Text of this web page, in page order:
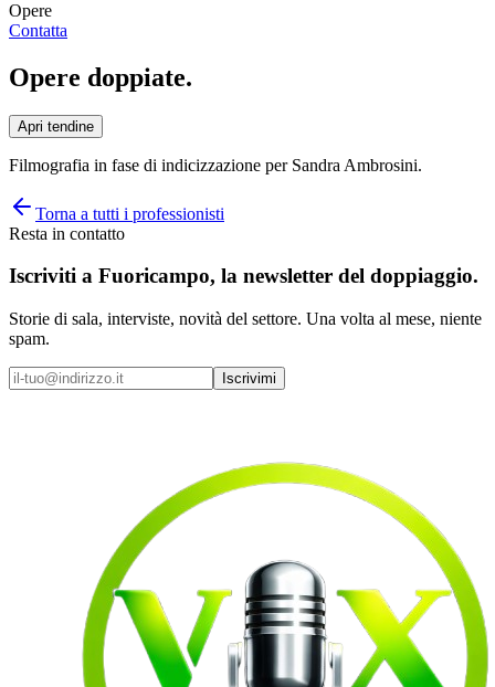
Opere
Contatta
Opere doppiate.
Apri tendine
Filmografia in fase di indicizzazione per Sandra Ambrosini.
Torna a tutti i professionisti
Resta in contatto
Iscriviti a Fuoricampo, la newsletter del doppiaggio.
Storie di sala, interviste, novità del settore. Una volta al mese, niente
spam.
Iscrivimi